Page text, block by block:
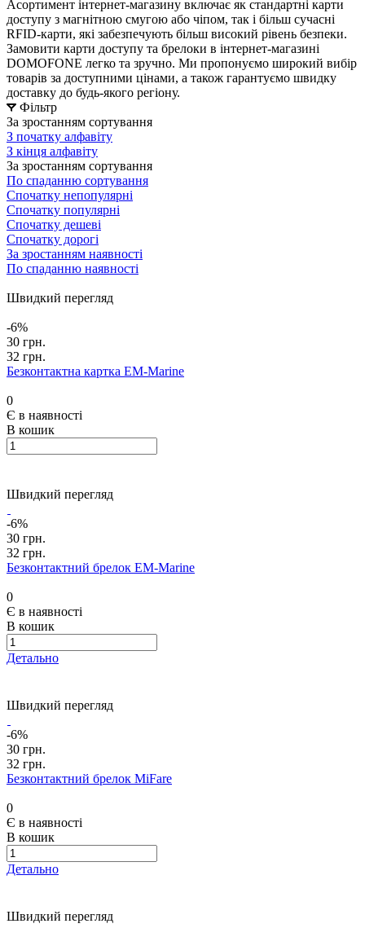
Асортимент інтернет-магазину включає як стандартні карти
доступу з магнітною смугою або чіпом, так і більш сучасні
RFID-карти, які забезпечують більш високий рівень безпеки.
Замовити карти доступу та брелоки в інтернет-магазині
DOMOFONE легко та зручно. Ми пропонуємо широкий вибір
товарів за доступними цінами, а також гарантуємо швидку
доставку до будь-якого регіону.
Фільтр
За зростанням сортування
З початку алфавіту
З кінця алфавіту
За зростанням сортування
По спаданню сортування
Спочатку непопулярні
Спочатку популярні
Спочатку дешеві
Спочатку дорогі
За зростанням наявності
По спаданню наявності
Швидкий перегляд
-6%
30 грн.
32 грн.
Безконтактна картка EM-Marine
0
Є в наявності
В кошик
Швидкий перегляд
-6%
30 грн.
32 грн.
Безконтактний брелок EM-Marine
0
Є в наявності
В кошик
Детально
Швидкий перегляд
-6%
30 грн.
32 грн.
Безконтактний брелок MiFare
0
Є в наявності
В кошик
Детально
Швидкий перегляд